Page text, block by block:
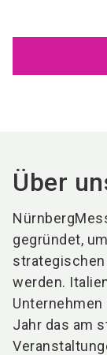
Über
gegründet,
werden.
Jahr das am